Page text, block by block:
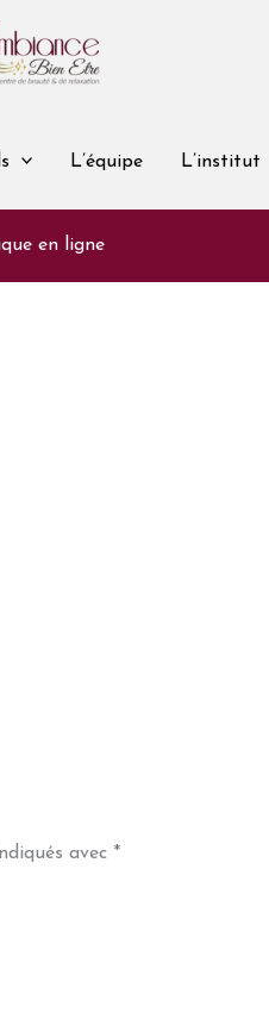
L’équipe L’institut
en ligne
avec *